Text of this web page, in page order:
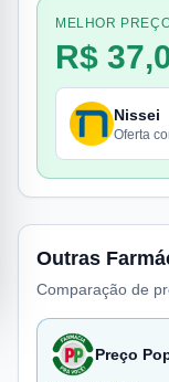
MELHOR
R$
Nissei
Oferta
Outras
Comparação de
Preço